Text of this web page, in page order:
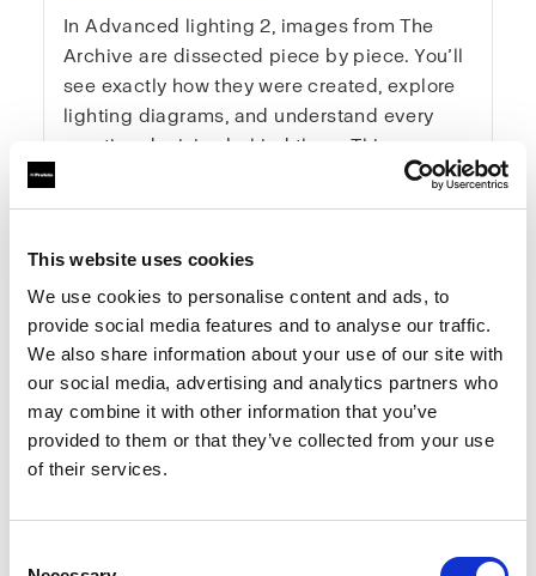
This website uses cookies
We use cookies to personalise content and ads, to
provide social media features and to analyse our traffic.
We also share information about your use of our site with
our social media, advertising and analytics partners who
may combine it with other information that you’ve
provided to them or that they’ve collected from your use
of their services.
In Advanced lighting 2, images from The
Archive are dissected piece by piece. You’ll
see exactly how they were created, explore
lighting diagrams, and understand every
creative decision behind them. This course
gives you the tools and mindset to elevate
your photography systematically and
One-Time Purchase $199
Buy now